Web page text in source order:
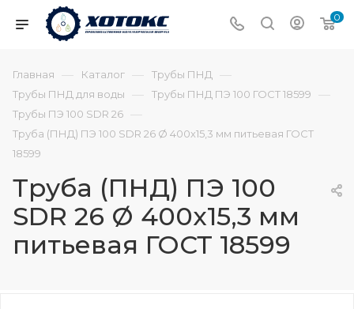
0
Главная — Каталог — Трубы ПНД —
Трубы ПНД для воды — Трубы ПНД ПЭ 100 ГОСТ 18599 —
Трубы ПЭ 100 SDR 26 —
Труба (ПНД) ПЭ 100 SDR 26 Ø 400х15,3 мм питьевая ГОСТ
18599
Труба (ПНД) ПЭ 100
SDR 26 Ø 400х15,3 мм
питьевая ГОСТ 18599